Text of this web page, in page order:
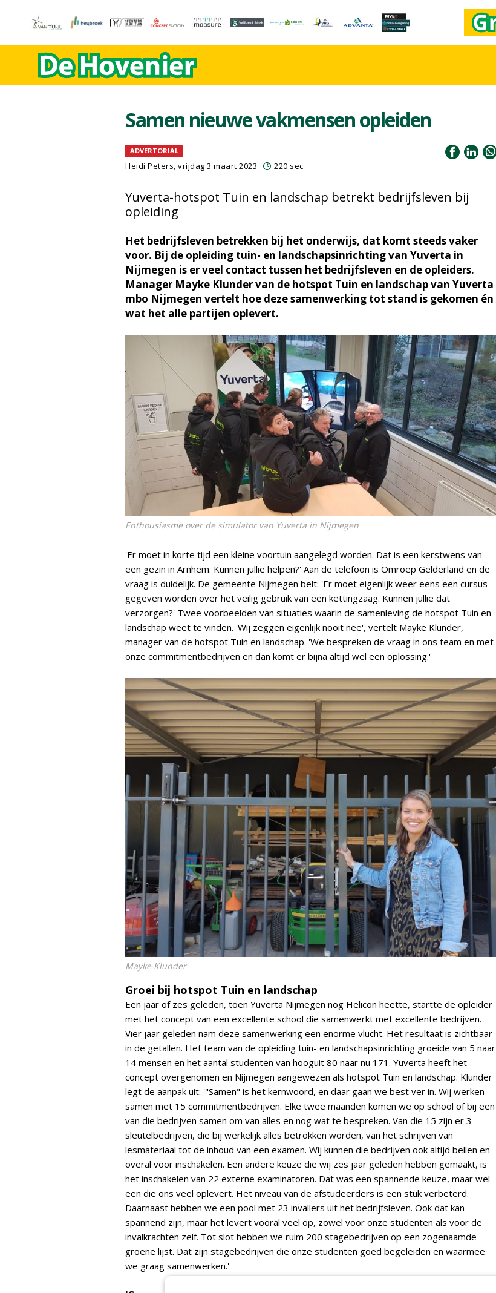
Samen nieuwe vakmensen opleiden
ADVERTORIAL
Heidi Peters, vrijdag 3 maart 2023 220 sec
Yuverta-hotspot Tuin en landschap betrekt bedrijfsleven bij
opleiding
Het bedrijfsleven betrekken bij het onderwijs, dat komt steeds vaker
voor. Bij de opleiding tuin- en landschapsinrichting van Yuverta in
Nijmegen is er veel contact tussen het bedrijfsleven en de opleiders.
Manager Mayke Klunder van de hotspot Tuin en landschap van Yuverta
mbo Nijmegen vertelt hoe deze samenwerking tot stand is gekomen én
wat het alle partijen oplevert.
Enthousiasme over de simulator van Yuverta in Nijmegen
'Er moet in korte tijd een kleine voortuin aangelegd worden. Dat is een kerstwens van
een gezin in Arnhem. Kunnen jullie helpen?' Aan de telefoon is Omroep Gelderland en de
vraag is duidelijk. De gemeente Nijmegen belt: 'Er moet eigenlijk weer eens een cursus
gegeven worden over het veilig gebruik van een kettingzaag. Kunnen jullie dat
verzorgen?' Twee voorbeelden van situaties waarin de samenleving de hotspot Tuin en
landschap weet te vinden. 'Wij zeggen eigenlijk nooit nee', vertelt Mayke Klunder,
manager van de hotspot Tuin en landschap. 'We bespreken de vraag in ons team en met
onze commitmentbedrijven en dan komt er bijna altijd wel een oplossing.'
Mayke Klunder
Groei bij hotspot Tuin en landschap
Een jaar of zes geleden, toen Yuverta Nijmegen nog Helicon heette, startte de opleider
met het concept van een excellente school die samenwerkt met excellente bedrijven.
Vier jaar geleden nam deze samenwerking een enorme vlucht. Het resultaat is zichtbaar
in de getallen. Het team van de opleiding tuin- en landschapsinrichting groeide van 5 naar
14 mensen en het aantal studenten van hooguit 80 naar nu 171. Yuverta heeft het
concept overgenomen en Nijmegen aangewezen als hotspot Tuin en landschap. Klunder
legt de aanpak uit: '"Samen" is het kernwoord, en daar gaan we best ver in. Wij werken
samen met 15 commitmentbedrijven. Elke twee maanden komen we op school of bij een
van die bedrijven samen om van alles en nog wat te bespreken. Van die 15 zijn er 3
sleutelbedrijven, die bij werkelijk alles betrokken worden, van het schrijven van
lesmateriaal tot de inhoud van een examen. Wij kunnen die bedrijven ook altijd bellen en
overal voor inschakelen. Een andere keuze die wij zes jaar geleden hebben gemaakt, is
het inschakelen van 22 externe examinatoren. Dat was een spannende keuze, maar wel
een die ons veel oplevert. Het niveau van de afstudeerders is een stuk verbeterd.
Daarnaast hebben we een pool met 23 invallers uit het bedrijfsleven. Ook dat kan
spannend zijn, maar het levert vooral veel op, zowel voor onze studenten als voor de
invalkrachten zelf. Tot slot hebben we ruim 200 stagebedrijven op een zogenaamde
groene lijst. Dat zijn stagebedrijven die onze studenten goed begeleiden en waarmee
we graag samenwerken.'